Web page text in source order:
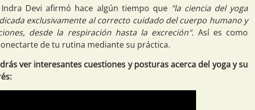
Devi afirmó hace algún tiempo que "la ciencia del yoga
exclusivamente al correcto cuidado del cuerpo humano y
desde la respiración hasta la excreción". Así es como
de tu rutina mediante su práctica.
ver interesantes cuestiones y posturas acerca del yoga y su